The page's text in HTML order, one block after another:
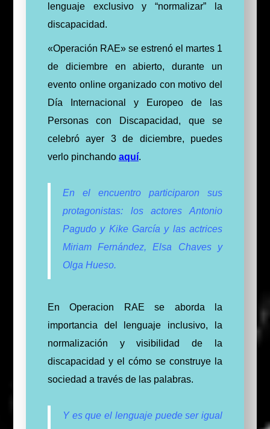
lenguaje exclusivo y “normalizar” la
discapacidad.
«Operación RAE» se estrenó el martes 1
de diciembre en abierto, durante un
evento online organizado con motivo del
Día Internacional y Europeo de las
Personas con Discapacidad, que se
celebró ayer 3 de diciembre, puedes
verlo pinchando aquí.
En el encuentro participaron sus
protagonistas: los actores Antonio
Pagudo y Kike García y las actrices
Miriam Fernández, Elsa Chaves y
Olga Hueso.
En Operacion RAE se aborda la
importancia del lenguaje inclusivo, la
normalización y visibilidad de la
discapacidad y el cómo se construye la
sociedad a través de las palabras.
Y es que el lenguaje puede ser igual